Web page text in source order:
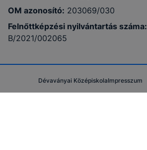
OM azonosító: 203069/030
Felnőttképzési nyilvántartás száma:
B/2021/002065
Dévaványai KözépiskolaImpresszum